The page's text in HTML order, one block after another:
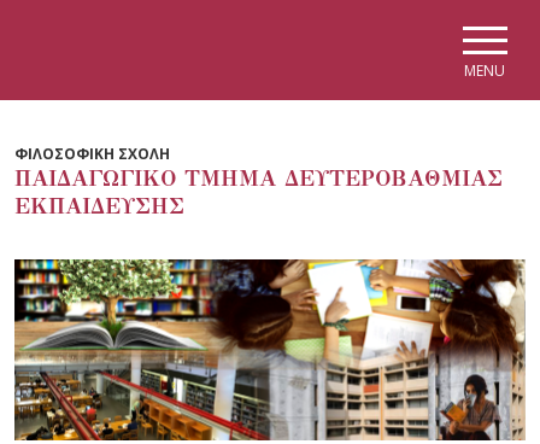
MENU
ΦΙΛΟΣΟΦΙΚΗ ΣΧΟΛΗ
ΠΑΙΔΑΓΩΓΙΚΟ ΤΜΗΜΑ ΔΕΥΤΕΡΟΒΑΘΜΙΑΣ
ΕΚΠΑΙΔΕΥΣΗΣ